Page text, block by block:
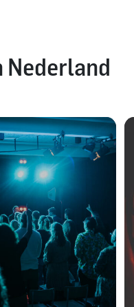
Nederland